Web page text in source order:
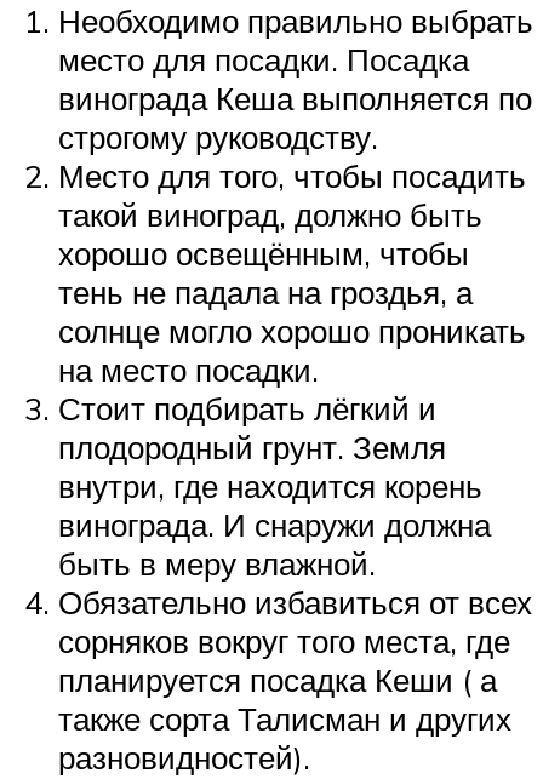
Необходимо правильно выбрать
место для посадки. Посадка
винограда Кеша выполняется по
строгому руководству.
Место для того, чтобы посадить
такой виноград, должно быть
хорошо освещённым, чтобы
тень не падала на гроздья, а
солнце могло хорошо проникать
на место посадки.
Стоит подбирать лёгкий и
плодородный грунт. Земля
внутри, где находится корень
винограда. И снаружи должна
быть в меру влажной.
Обязательно избавиться от всех
сорняков вокруг того места, где
планируется посадка Кеши ( а
также сорта Талисман и других
разновидностей).